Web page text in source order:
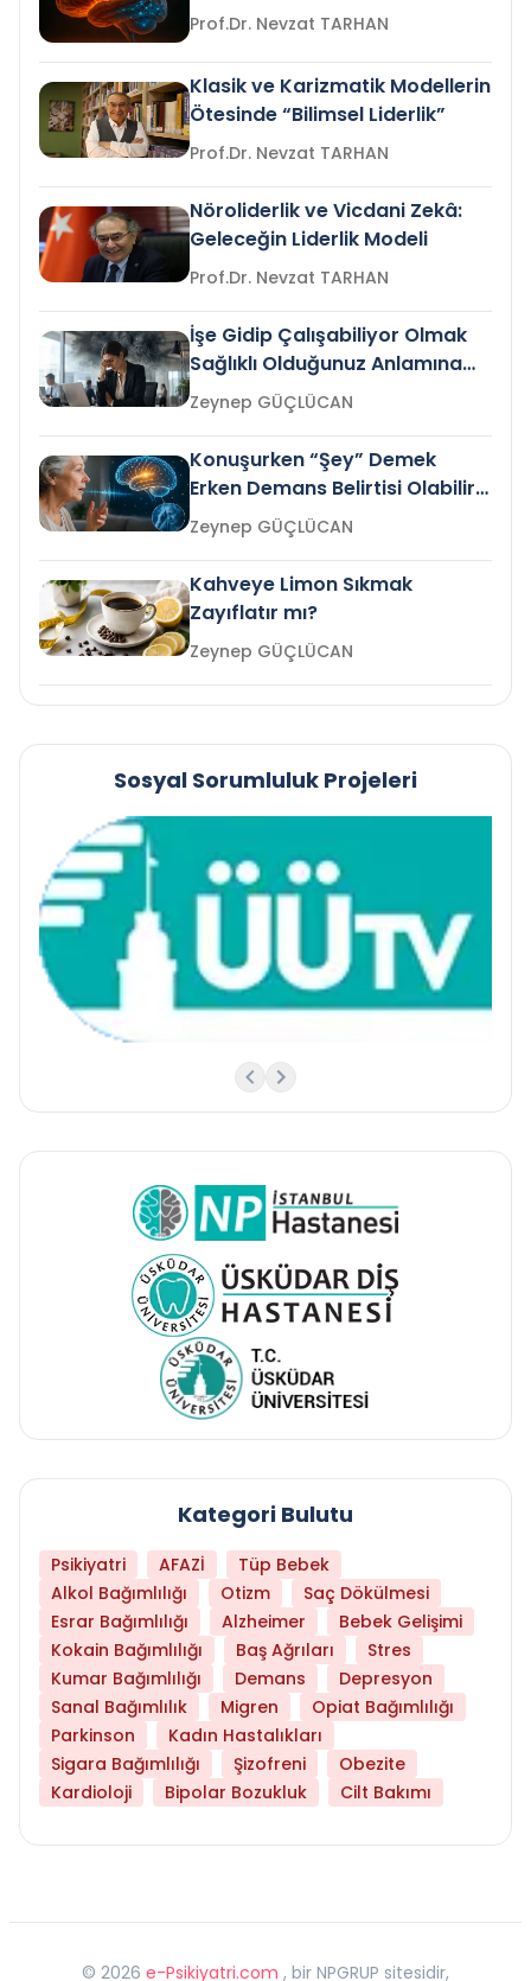
Prof.Dr. Nevzat TARHAN
Klasik ve Karizmatik Modellerin
Ötesinde “Bilimsel Liderlik”
Prof.Dr. Nevzat TARHAN
Nöroliderlik ve Vicdani Zekâ:
Geleceğin Liderlik Modeli
Prof.Dr. Nevzat TARHAN
İşe Gidip Çalışabiliyor Olmak
Sağlıklı Olduğunuz Anlamına
Gelir mi?Zeynep GÜÇLÜCAN
Konuşurken “Şey” Demek
Erken Demans Belirtisi Olabilir
mi?
Zeynep GÜÇLÜCAN
Kahveye Limon Sıkmak
Zayıflatır mı?
Zeynep GÜÇLÜCAN
Sosyal Sorumluluk Projeleri
Kategori Bulutu
Psikiyatri AFAZİ
Tüp Bebek
Alkol Bağımlılığı
Otizm
Saç Dökülmesi
Esrar Bağımlılığı
Alzheimer
Bebek Gelişimi
Kokain Bağımlılığı
Baş Ağrıları
Stres
Kumar Bağımlılığı
Demans
Depresyon
Sanal Bağımlılık
Migren
Opiat Bağımlılığı
Parkinson
Kadın Hastalıkları
Sigara Bağımlılığı
Şizofreni
Obezite
Kardioloji
Bipolar Bozukluk Cilt Bakımı
© 2026 e-Psikiyatri.com , bir NPGRUP sitesidir,